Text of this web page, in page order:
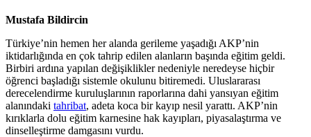
Mustafa Bildircin
Türkiye’nin hemen her alanda gerileme yaşadığı AKP’nin
iktidarlığında en çok tahrip edilen alanların başında eğitim geldi.
Birbiri ardına yapılan değişiklikler nedeniyle neredeyse hiçbir
öğrenci başladığı sistemle okulunu bitiremedi. Uluslararası
derecelendirme kuruluşlarının raporlarına dahi yansıyan eğitim
alanındaki tahribat, adeta koca bir kayıp nesil yarattı. AKP’nin
kırıklarla dolu eğitim karnesine hak kayıpları, piyasalaştırma ve
dinselleştirme damgasını vurdu.